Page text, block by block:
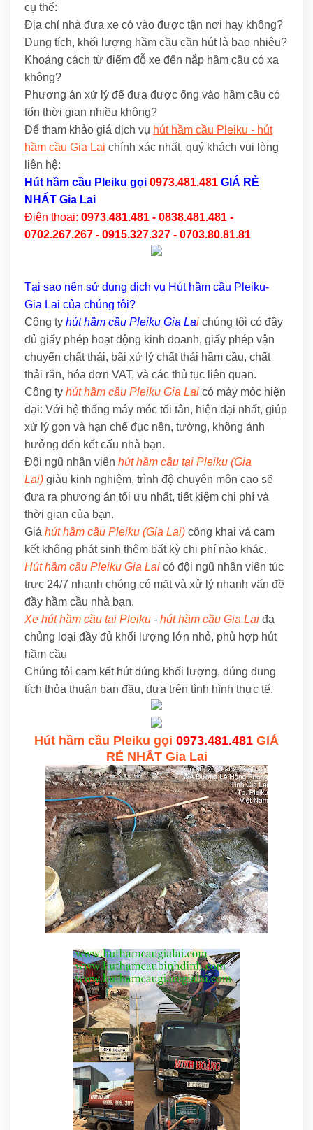
cụ thể:
Địa chỉ nhà đưa xe có vào được tận nơi hay không?
Dung tích, khối lượng hầm cầu cần hút là bao nhiêu?
Khoảng cách từ điểm đỗ xe đến nắp hầm cầu có xa
không?
Phương án xử lý để đưa được ống vào hầm cầu có
tốn thời gian nhiều không?
Để tham khảo giá dịch vụ hút hầm cầu Pleiku - hút
hầm cầu Gia Lai chính xác nhất, quý khách vui lòng
liên hệ:
Hút hầm cầu Pleiku gọi 0973.481.481 GIÁ RẺ
NHẤT Gia Lai
Điện thoại: 0973.481.481 - 0838.481.481 -
0702.267.267 - 0915.327.327 - 0703.80.81.81
Tại sao nên sử dụng dịch vụ Hút hầm cầu Pleiku-
Gia Lai của chúng tôi?
Công ty hút hầm cầu Pleiku Gia Lai chúng tôi có đầy
đủ giấy phép hoạt động kinh doanh, giấy phép vận
chuyển chất thải, bãi xử lý chất thải hầm cầu, chất
thải rắn, hóa đơn VAT, và các thủ tục liên quan.
Công ty hút hầm cầu Pleiku Gia Lai có máy móc hiện
đại: Với hệ thống máy móc tối tân, hiện đại nhất, giúp
xử lý gọn và hạn chế đục nền, tường, không ảnh
hưởng đến kết cấu nhà bạn.
Đội ngũ nhân viên hút hầm cầu tại Pleiku (Gia
Lai) giàu kinh nghiệm, trình độ chuyên môn cao sẽ
đưa ra phương án tối ưu nhất, tiết kiệm chi phí và
thời gian của bạn.
Giá hút hầm cầu Pleiku (Gia Lai) công khai và cam
kết không phát sinh thêm bất kỳ chi phí nào khác.
Hút hầm cầu Pleiku Gia Lai có đội ngũ nhân viên túc
trực 24/7 nhanh chóng có mặt và xử lý nhanh vấn đề
đầy hầm cầu nhà bạn.
Xe hút hầm cầu tại Pleiku - hút hầm cầu Gia Lai đa
chủng loại đầy đủ khối lượng lớn nhỏ, phù hợp hút
hầm cầu
Chúng tôi cam kết hút đúng khối lượng, đúng dung
tích thỏa thuận ban đầu, dựa trên tình hình thực tế.
Hút hầm cầu Pleiku gọi 0973.481.481 GIÁ
RẺ NHẤT Gia Lai